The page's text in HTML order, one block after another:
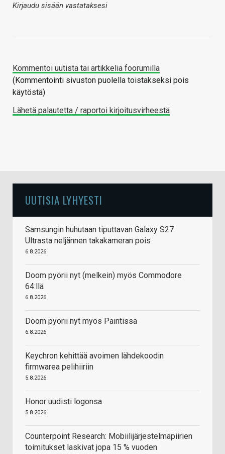
Kirjaudu sisään vastataksesi
Kommentoi uutista tai artikkelia foorumilla
(Kommentointi sivuston puolella toistakseksi pois
käytöstä)
Lähetä palautetta / raportoi kirjoitusvirheestä
UUTISIA LYHYESTI
Samsungin huhutaan tiputtavan Galaxy S27
Ultrasta neljännen takakameran pois
6.8.2026
Doom pyörii nyt (melkein) myös Commodore
64:llä
6.8.2026
Doom pyörii nyt myös Paintissa
6.8.2026
Keychron kehittää avoimen lähdekoodin
firmwarea pelihiiriin
5.8.2026
Honor uudisti logonsa
5.8.2026
Counterpoint Research: Mobiilijärjestelmäpiirien
toimitukset laskivat jopa 15 % vuoden